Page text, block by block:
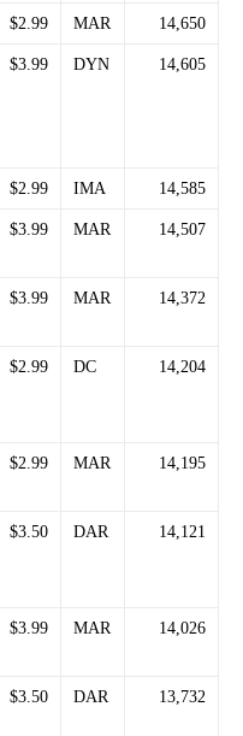
$2.99 MAR 14,650
$3.99 DYN 14,605
$2.99 IMA 14,585
$3.99 MAR 14,507
$3.99 MAR 14,372
$2.99 DC 14,204
$2.99 MAR 14,195
$3.50 DAR 14,121
$3.99 MAR 14,026
$3.50 DAR 13,732